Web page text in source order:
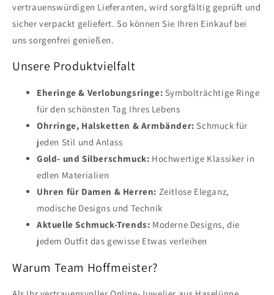
vertrauenswürdigen Lieferanten, wird sorgfältig geprüft und
sicher verpackt geliefert. So können Sie Ihren Einkauf bei
uns sorgenfrei genießen.
Unsere Produktvielfalt
Eheringe & Verlobungsringe: Symbolträchtige Ringe
für den schönsten Tag Ihres Lebens
Ohrringe, Halsketten & Armbänder: Schmuck für
jeden Stil und Anlass
Gold- und Silberschmuck: Hochwertige Klassiker in
edlen Materialien
Uhren für Damen & Herren: Zeitlose Eleganz,
modische Designs und Technik
Aktuelle Schmuck-Trends: Moderne Designs, die
jedem Outfit das gewisse Etwas verleihen
Warum Team Hoffmeister?